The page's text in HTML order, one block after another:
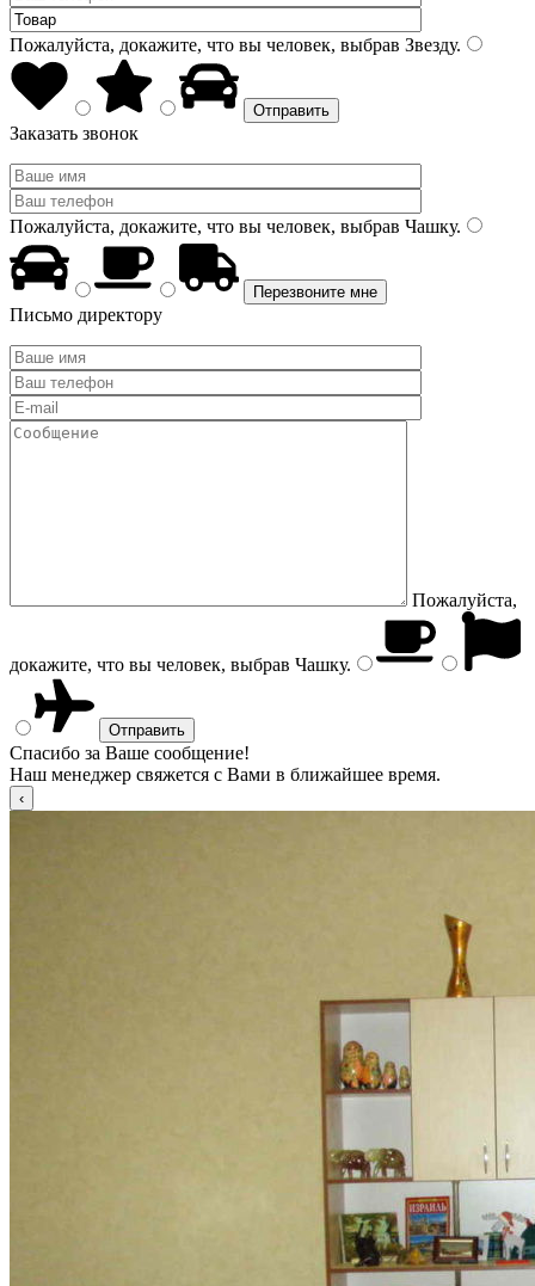
Пожалуйста, докажите, что вы человек, выбрав Звезду.
Заказать звонок
Пожалуйста, докажите, что вы человек, выбрав Чашку.
Письмо директору
Пожалуйста,
докажите, что вы человек, выбрав Чашку.
Спасибо за Ваше сообщение!
Наш менеджер свяжется с Вами в ближайшее время.